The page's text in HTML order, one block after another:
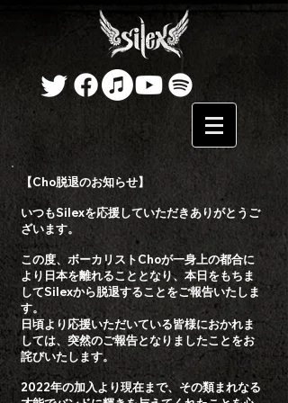
【Cho脱退のお知らせ】
いつもSilexを応援していただきありがとうご
ざいます。
この度、ボーカリストChoが一身上の都合に
より日本を離れることとなり、本日をもちま
してSilexから脱退することをご報告いたしま
す。
日頃より応援いただいている皆様におかれま
しては、突然のご報告となりましたことをお
詫びいたします。
2022年の加入より現在まで、その類まれなる